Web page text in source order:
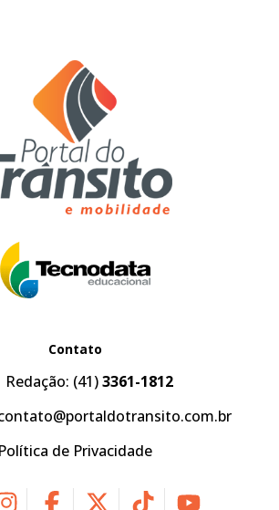
Contato
Redação: (41)3361-1812
Política de Privacidade